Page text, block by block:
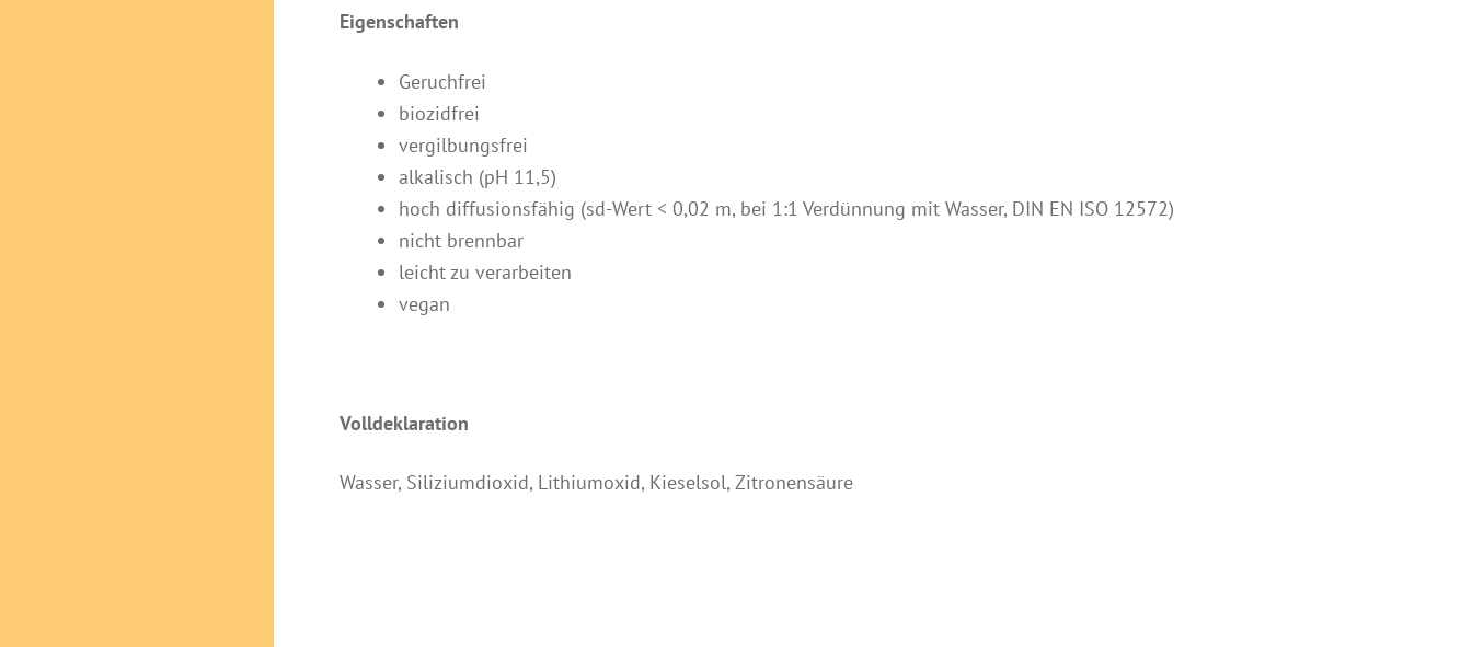
Eigenschaften
Geruchfrei
biozidfrei
vergilbungsfrei
alkalisch (pH 11,5)
hoch diffusionsfähig (sd-Wert < 0,02 m, bei 1:1 Verdünnung mit Wasser, DIN EN ISO 12572)
nicht brennbar
leicht zu verarbeiten
vegan
Volldeklaration
Wasser, Siliziumdioxid, Lithiumoxid, Kieselsol, Zitronensäure